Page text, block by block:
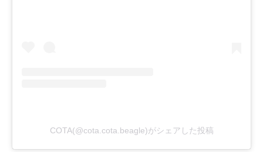
COTA(@cota.cota.beagle)がシェアした投稿